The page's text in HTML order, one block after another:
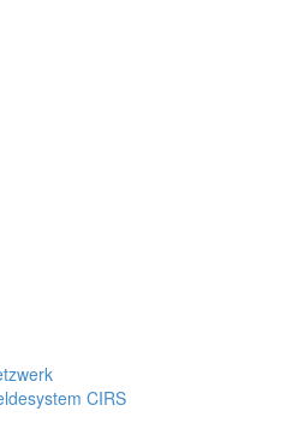
CIRS